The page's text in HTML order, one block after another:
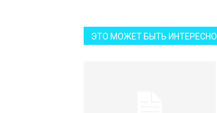
ЭТО МОЖЕТ БЫТЬ ИНТЕРЕСНО